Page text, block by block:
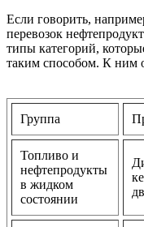
Если говорить,
перевозок
типы категорий,
таким способом. К ним
Группа
Топливо и
нефтепродукты
в жидком
состоянии